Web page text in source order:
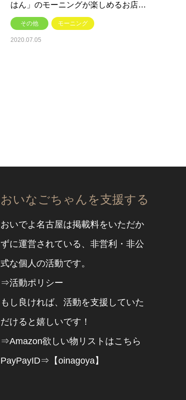
はん」のモーニングが楽しめるお店…
その他 モーニング
2020.07.05
おいなごちゃんを支援する
おいでよ名古屋は掲載料をいただか
ずに運営されている、非営利・非公
式な個人の活動です。
⇒活動ポリシー
もし良ければ、活動を支援していた
だけると嬉しいです！
⇒Amazon欲しい物リストはこちら
PayPayID⇒【oinagoya】